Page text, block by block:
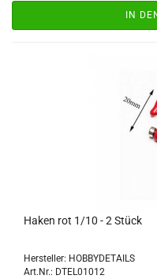
IN
Haken rot 1/10 - 2 Stück
Hersteller: HOBBYDETAILS
Art.Nr.: DTEL01012